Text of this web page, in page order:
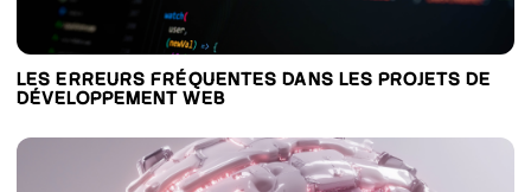
LES ERREURS FRÉQUENTES DANS LES PROJETS DE
DÉVELOPPEMENT WEB